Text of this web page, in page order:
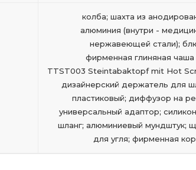
колба; шахта из
алюминия (внутри -
нержавеющей стали);
фирменная глиняная чаша
TTST003 Steintabaktopf mit Hot
дизайнерский держатель для
пластиковый; диффузор на
универсальный адаптор;
шланг; алюминиевый мундштук;
для угля; фирменная